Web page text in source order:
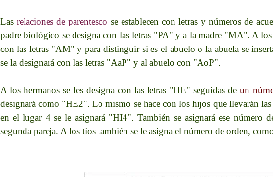
Las relaciones de parentesco se establecen con letras y números de
padre biológico se designa con las letras "PA" y a la madre "MA". A
con las letras "AM" y para distinguir si es el abuelo o la abuela se
se la designará con las letras "AaP" y al abuelo con "AoP".
A los hermanos se les designa con las letras "HE" seguidas deun
designará como "HE2". Lo mismo se hace con los hijos que llevarán
en el lugar 4 se le asignará "HI4". También se asignará ese número
segunda pareja. A los tíos también se le asigna el número de orden,